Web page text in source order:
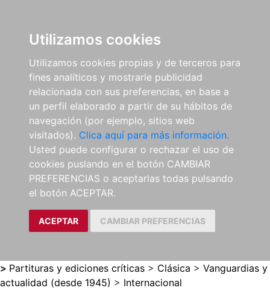
Utilizamos cookies
Utilizamos cookies propias y de terceros para
fines analíticos y mostrarle publicidad
relacionada con sus preferencias, en base a
un perfil elaborado a partir de su hábitos de
navegación (por ejemplo, sitios web
visitados). Clica aquí para más información.
Usted puede configurar o rechazar el uso de
cookies puslando en el botón CAMBIAR
PREFERENCIAS o aceptarlas todas pulsando
el botón ACEPTAR.
ACEPTAR CAMBIAR PREFERENCIAS
> Partituras y ediciones críticas > Clásica > Vanguardias y
actualidad (desde 1945) > Internacional